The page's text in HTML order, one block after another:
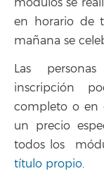
en horario de
mañana se
Las
inscripción
completo o en
un precio
todos los
título propio.